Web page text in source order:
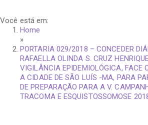
Você está em:
Home
»
PORTARIA 029/2018 – CONCEDER
RAFAELLA OLINDA S. CRUZ
VIGILÂNCIA EPIDEMIOLÓGICA, FACE
A CIDADE DE SÃO LUÍS -MA, PARA
DE PREPARAÇÃO PARA A V.
TRACOMA E ESQUISTOSSOMOSE